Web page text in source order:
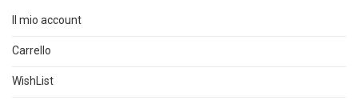
Il mio account
Carrello
WishList